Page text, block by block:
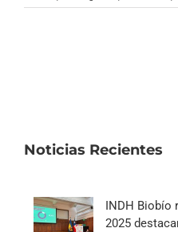
Noticias Recientes
INDH Biobío
2025